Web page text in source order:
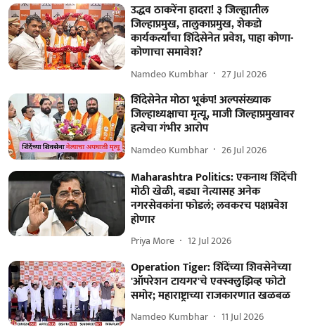
उद्धव ठाकरेंना हादरा! ३ जिल्ह्यातील
जिल्हाप्रमुख, तालुकाप्रमुख, शेकडो
कार्यकर्त्यांचा शिंदेसेनेत प्रवेश, पाहा कोणा-
कोणाचा समावेश?
Namdeo Kumbhar 27 Jul 2026
शिंदेसेनेत मोठा भूकंप! अल्पसंख्याक
जिल्हाध्यक्षाचा मृत्यू, माजी जिल्हाप्रमुखावर
हत्येचा गंभीर आरोप
Namdeo Kumbhar 26 Jul 2026
Maharashtra Politics: एकनाथ शिंदेंची
मोठी खेळी, बड्या नेत्यासह अनेक
नगरसेवकांना फोडलं; लवकरच पक्षप्रवेश
होणार
Priya More 12 Jul 2026
Operation Tiger: शिंदेंच्या शिवसेनेच्या
'ऑपरेशन टायगर'चे एक्स्क्लुझिव्ह फोटो
समोर; महाराष्ट्राच्या राजकारणात खळबळ
Namdeo Kumbhar 11 Jul 2026